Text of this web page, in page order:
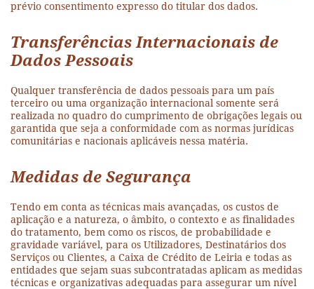
prévio consentimento expresso do titular dos dados.
Transferências Internacionais de
Dados Pessoais
Qualquer transferência de dados pessoais para um país
terceiro ou uma organização internacional somente será
realizada no quadro do cumprimento de obrigações legais ou
garantida que seja a conformidade com as normas jurídicas
comunitárias e nacionais aplicáveis nessa matéria.
Medidas de Segurança
Tendo em conta as técnicas mais avançadas, os custos de
aplicação e a natureza, o âmbito, o contexto e as finalidades
do tratamento, bem como os riscos, de probabilidade e
gravidade variável, para os Utilizadores, Destinatários dos
Serviços ou Clientes, a Caixa de Crédito de Leiria e todas as
entidades que sejam suas subcontratadas aplicam as medidas
técnicas e organizativas adequadas para assegurar um nível